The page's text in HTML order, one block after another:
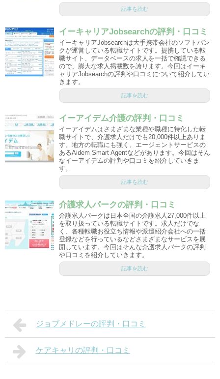
記事を読む
イーキャリアJobsearchの評判・口コミ
イーキャリアJobsearchは大手携帯会社のソフトバン
クが運営している転職サイトです。提携している転
職サイト、データベースの求人を一括で確認できる
ので、膨大な求人掲載数を誇ります。今回はイーキ
ャリアJobsearchの評判や口コミについて紹介してい
きます。
記事を読む
イーアイデム介護の評判・口コミ
イーアイデムはさまざまな業種や職種に特化した転
職サイトで、介護求人だけでも20,000件以上ありま
す。地方の転職にも強く、エージェントサービスの
あるAidem Smart Agentなどがあります。今回はそん
なイーアイデムの評判や口コミを紹介していきま
す。
記事を読む
介護求人パークの評判・口コミ
介護求人パークは日本全国の介護求人27,000件以上
を取り扱っている転職サイトです。求人だけでな
く、各種転職お役立ち情報や派遣紹介会社への一括
登録などを行っているなどさまざまなサービスを展
開しています。今回はそんな介護求人パークの評判
や口コミを紹介していきます。
記事を読む
ジョブメドレーの評判・口コミ
ケアキャリの評判・口コミ